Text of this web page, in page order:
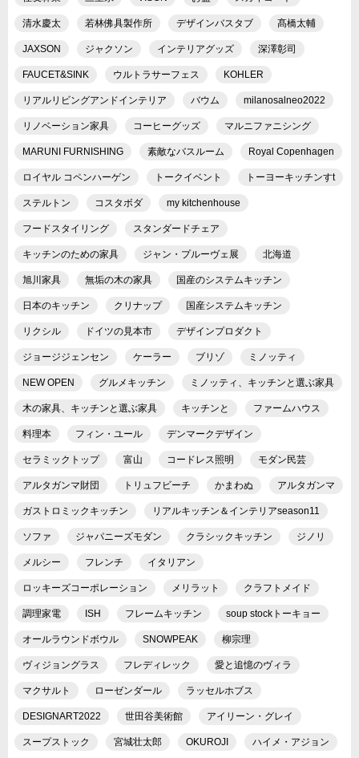
清水慶太 若林佛具製作所 デザインバスタブ 髙橋太輔
JAXSON ジャクソン インテリアグッズ 深澤彰司
FAUCET&SINK ウルトラサーフェス KOHLER
リアルリビングアンドインテリア バウム milanosalneo2022
リノベーション家具 コーヒーグッズ マルニファニシング
MARUNI FURNISHING 素敵なバスルーム Royal Copenhagen
ロイヤル コペンハーゲン トークイベント トーヨーキッチンすt
ステルトン コスタボダ my kitchenhouse
フードスタイリング スタンダードチェア
キッチンのための家具 ジャン・プルーヴェ展 北海道
旭川家具 無垢の木の家具 国産のシステムキッチン
日本のキッチン クリナップ 国産システムキッチン
リクシル ドイツの見本市 デザインプロダクト
ジョージジェンセン ケーラー ブリゾ ミノッティ
NEW OPEN グルメキッチン ミノッティ、キッチンと選ぶ家具
木の家具、キッチンと選ぶ家具 キッチンと ファームハウス
料理本 フィン・ユール デンマークデザイン
セラミックトップ 富山 コードレス照明 モダン民芸
アルタガンマ財団 トリュフビーチ かまわぬ アルタガンマ
ガストロミックキッチン リアルキッチン＆インテリアseason11
ソファ ジャパニーズモダン クラシックキッチン ジノリ
メルシー フレンチ イタリアン
ロッキーズコーポレーション メリラット クラフトメイド
調理家電 ISH フレームキッチン soup stockトーキョー
オールラウンドボウル SNOWPEAK 柳宗理
ヴィジョングラス フレディレック 愛と追憶のヴィラ
マクサルト ローゼンダール ラッセルホブス
DESIGNART2022 世田谷美術館 アイリーン・グレイ
スープストック 宮城壮太郎 OKUROJI ハイメ・アジョン